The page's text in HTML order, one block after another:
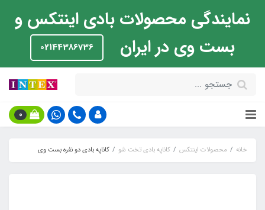
نمایندگی محصولات بادی اینتکس و
بست وی در ایران
02144386736
0
خانه محصولات اینتکس کاناپه بادی تخت شو کاناپه بادی دو نفره بست وی